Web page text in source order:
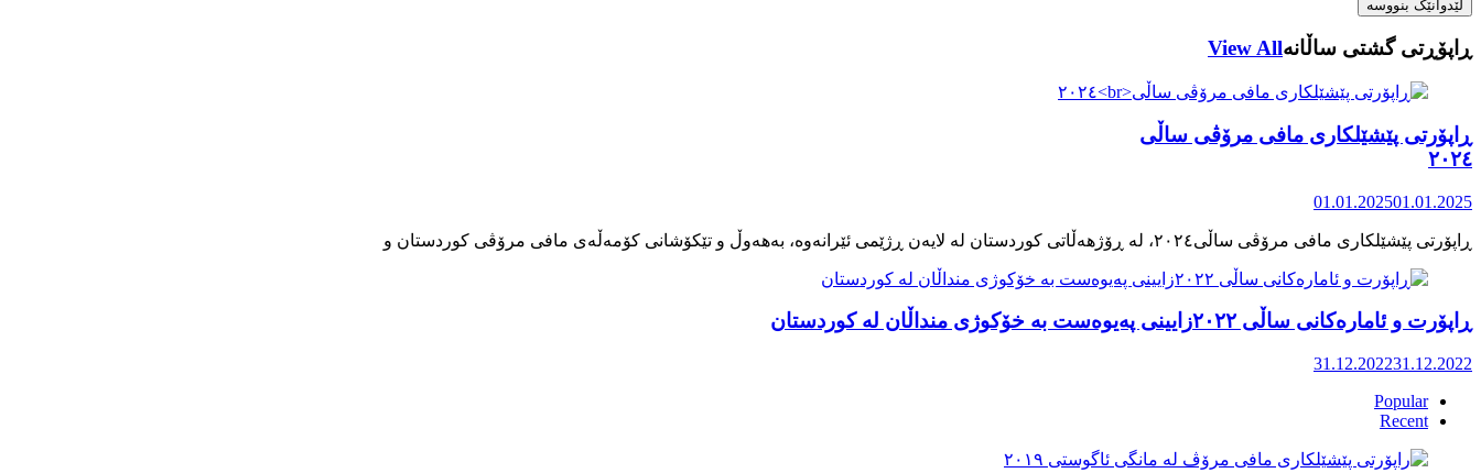
ڕاپۆڕتی گشتی ساڵانهView All
ڕاپۆرتی پێشێلکاری مافی مرۆڤی ساڵی
٢٠٢٤
01.01.202501.01.2025
ڕاپۆرت و ئامارەکانی ساڵی ٢٠٢٢زایینی پەیوەست بە خۆکوژی منداڵان لە کوردستان
31.12.202231.12.2022
Popular
Recent